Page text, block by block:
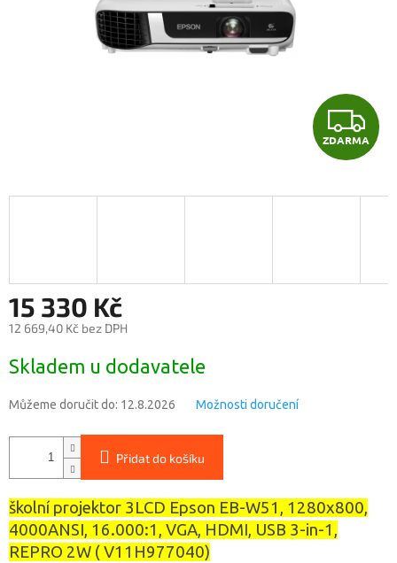
Z
D
A
ZDARMA
15 330 Kč
12 669,40 Kč bez DPH
cena:
Skladem u dodavatele
Můžeme doručit do: 12.8.2026 Možnosti doručení
Přidat do košíku
školní projektor 3LCD Epson EB-W51, 1280x800,
4000ANSI, 16.000:1, VGA, HDMI, USB 3-in-1,
REPRO 2W ( V11H977040)